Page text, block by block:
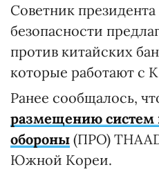
Советник
безопасности
против китайских
которые работают с
Ранее сообщалось,
размещению систем
обороны (ПРО)
Южной Кореи.